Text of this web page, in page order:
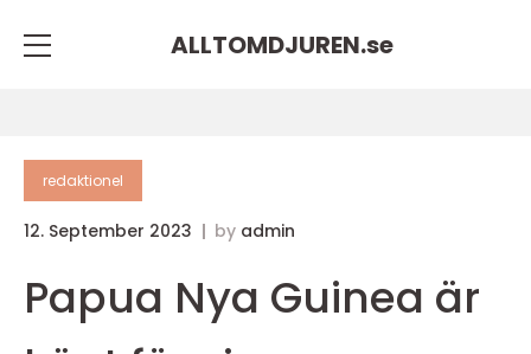
ALLTOMDJUREN.se
redaktionel
12. September 2023 by admin
Papua Nya Guinea är